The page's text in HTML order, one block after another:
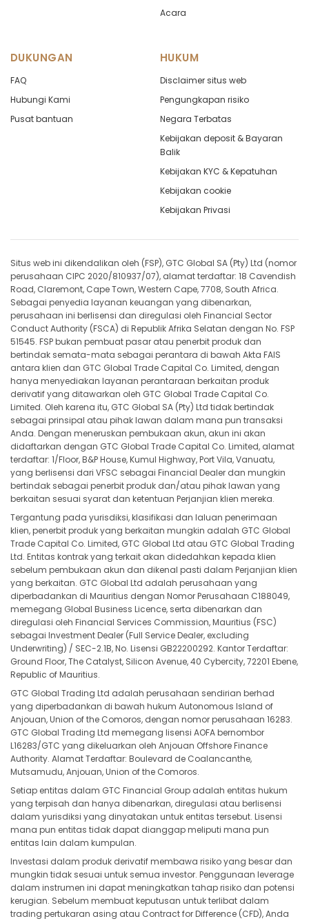
Acara
DUKUNGAN
FAQ
Hubungi Kami
Pusat bantuan
HUKUM
Disclaimer situs web
Pengungkapan risiko
Negara Terbatas
Kebijakan deposit & Bayaran
Balik
Kebijakan KYC & Kepatuhan
Kebijakan cookie
Kebijakan Privasi
Situs web ini dikendalikan oleh (FSP), GTC Global SA (Pty) Ltd (nomor
perusahaan CIPC 2020/810937/07), alamat terdaftar: 18 Cavendish
Road, Claremont, Cape Town, Western Cape, 7708, South Africa.
Sebagai penyedia layanan keuangan yang dibenarkan,
perusahaan ini berlisensi dan diregulasi oleh Financial Sector
Conduct Authority (FSCA) di Republik Afrika Selatan dengan No. FSP
51545. FSP bukan pembuat pasar atau penerbit produk dan
bertindak semata-mata sebagai perantara di bawah Akta FAIS
antara klien dan GTC Global Trade Capital Co. Limited, dengan
hanya menyediakan layanan perantaraan berkaitan produk
derivatif yang ditawarkan oleh GTC Global Trade Capital Co.
Limited. Oleh karena itu, GTC Global SA (Pty) Ltd tidak bertindak
sebagai prinsipal atau pihak lawan dalam mana pun transaksi
Anda. Dengan meneruskan pembukaan akun, akun ini akan
didaftarkan dengan GTC Global Trade Capital Co. Limited, alamat
terdaftar: 1/Floor, B&P House, Kumul Highway, Port Vila, Vanuatu,
yang berlisensi dari VFSC sebagai Financial Dealer dan mungkin
bertindak sebagai penerbit produk dan/atau pihak lawan yang
berkaitan sesuai syarat dan ketentuan Perjanjian klien mereka.
Tergantung pada yurisdiksi, klasifikasi dan laluan penerimaan
klien, penerbit produk yang berkaitan mungkin adalah GTC Global
Trade Capital Co. Limited, GTC Global Ltd atau GTC Global Trading
Ltd. Entitas kontrak yang terkait akan didedahkan kepada klien
sebelum pembukaan akun dan dikenal pasti dalam Perjanjian klien
yang berkaitan. GTC Global Ltd adalah perusahaan yang
diperbadankan di Mauritius dengan Nomor Perusahaan C188049,
memegang Global Business Licence, serta dibenarkan dan
diregulasi oleh Financial Services Commission, Mauritius (FSC)
sebagai Investment Dealer (Full Service Dealer, excluding
Underwriting) / SEC-2.1B, No. Lisensi GB22200292. Kantor Terdaftar:
Ground Floor, The Catalyst, Silicon Avenue, 40 Cybercity, 72201 Ebene,
Republic of Mauritius.
GTC Global Trading Ltd adalah perusahaan sendirian berhad
yang diperbadankan di bawah hukum Autonomous Island of
Anjouan, Union of the Comoros, dengan nomor perusahaan 16283.
GTC Global Trading Ltd memegang lisensi AOFA bernombor
L16283/GTC yang dikeluarkan oleh Anjouan Offshore Finance
Authority. Alamat Terdaftar: Boulevard de Coalancanthe,
Mutsamudu, Anjouan, Union of the Comoros.
Setiap entitas dalam GTC Financial Group adalah entitas hukum
yang terpisah dan hanya dibenarkan, diregulasi atau berlisensi
dalam yurisdiksi yang dinyatakan untuk entitas tersebut. Lisensi
mana pun entitas tidak dapat dianggap meliputi mana pun
entitas lain dalam kumpulan.
Investasi dalam produk derivatif membawa risiko yang besar dan
mungkin tidak sesuai untuk semua investor. Penggunaan leverage
dalam instrumen ini dapat meningkatkan tahap risiko dan potensi
kerugian. Sebelum membuat keputusan untuk terlibat dalam
trading pertukaran asing atau Contract for Difference (CFD), Anda